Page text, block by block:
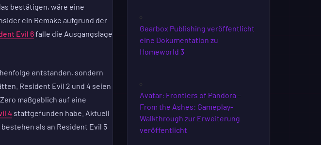
bestätigen, wäre eine
ein Remake aufgrund der
Evil 6falle die Ausgangslage
entstanden, sondern
Resident Evil 2 und 4 seien
maßgeblich auf eine
4stattgefunden habe. Aktuell
als an Resident Evil 5
Gearbox Publishing veröffentlicht
eine Dokumentation zu
Homeworld 3
Avatar: Frontiers of Pandora –
From the Ashes: Gameplay-
Walkthrough zur Erweiterung
veröffentlicht